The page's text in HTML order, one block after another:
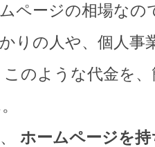
ページの相場なの
りの人や、個人事
のような代金を
ホームページを